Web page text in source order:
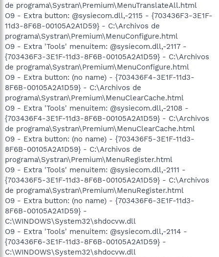
de programa\Systran\Premium\MenuTranslateAll.html
O9 - Extra button: @sysiecom.dll,-2115 - {703436F3-3E1F-
11d3-8F6B-00105A2A1D59} - C:\Archivos de
programa\Systran\Premium\MenuConfigure.html
O9 - Extra 'Tools' menuitem: @sysiecom.dll,-2117 -
{703436F3-3E1F-11d3-8F6B-00105A2A1D59} - C:\Archivos
de programa\Systran\Premium\MenuConfigure.html
O9 - Extra button: (no name) - {703436F4-3E1F-11d3-
8F6B-00105A2A1D59} - C:\Archivos de
programa\Systran\Premium\MenuClearCache.html
O9 - Extra 'Tools' menuitem: @sysiecom.dll,-2108 -
{703436F4-3E1F-11d3-8F6B-00105A2A1D59} - C:\Archivos
de programa\Systran\Premium\MenuClearCache.html
O9 - Extra button: (no name) - {703436F5-3E1F-11d3-
8F6B-00105A2A1D59} - C:\Archivos de
programa\Systran\Premium\MenuRegister.html
O9 - Extra 'Tools' menuitem: @sysiecom.dll,-2111 -
{703436F5-3E1F-11d3-8F6B-00105A2A1D59} - C:\Archivos
de programa\Systran\Premium\MenuRegister.html
O9 - Extra button: (no name) - {703436F6-3E1F-11d3-
8F6B-00105A2A1D59} -
C:\WINDOWS\System32\shdocvw.dll
O9 - Extra 'Tools' menuitem: @sysiecom.dll,-2114 -
{703436F6-3E1F-11d3-8F6B-00105A2A1D59} -
C:\WINDOWS\System32\shdocvw.dll